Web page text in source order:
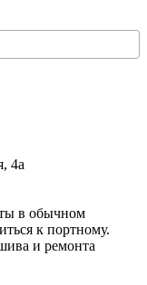
4а
в обычном
к портному.
и ремонта